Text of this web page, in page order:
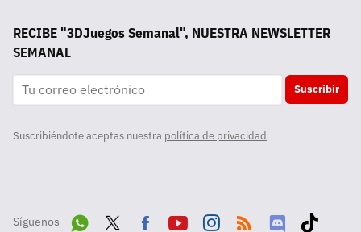
RECIBE "3DJuegos Semanal", NUESTRA NEWSLETTER
SEMANAL
Suscribir
Suscribiéndote aceptas nuestra política de privacidad
Síguenos